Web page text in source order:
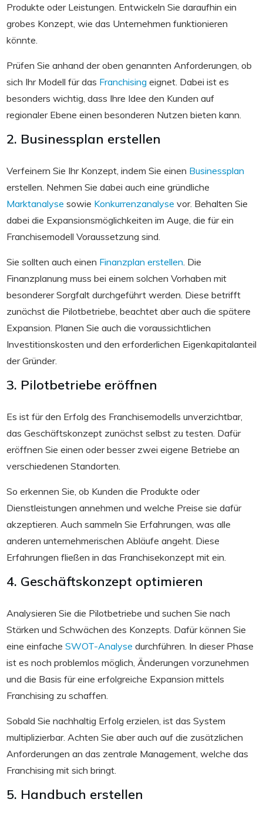
Produkte oder Leistungen. Entwickeln Sie daraufhin ein
grobes Konzept, wie das Unternehmen funktionieren
könnte.
Prüfen Sie anhand der oben genannten Anforderungen, ob
sich Ihr Modell für das Franchising eignet. Dabei ist es
besonders wichtig, dass Ihre Idee den Kunden auf
regionaler Ebene einen besonderen Nutzen bieten kann.
2. Businessplan erstellen
Verfeinern Sie Ihr Konzept, indem Sie einen Businessplan
erstellen. Nehmen Sie dabei auch eine gründliche
Marktanalyse sowie Konkurrenzanalyse vor. Behalten Sie
dabei die Expansionsmöglichkeiten im Auge, die für ein
Franchisemodell Voraussetzung sind.
Sie sollten auch einen Finanzplan erstellen . Die
Finanzplanung muss bei einem solchen Vorhaben mit
besonderer Sorgfalt durchgeführt werden. Diese betrifft
zunächst die Pilotbetriebe, beachtet aber auch die spätere
Expansion. Planen Sie auch die voraussichtlichen
Investitionskosten und den erforderlichen Eigenkapitalanteil
der Gründer.
3. Pilotbetriebe eröffnen
Es ist für den Erfolg des Franchisemodells unverzichtbar,
das Geschäftskonzept zunächst selbst zu testen. Dafür
eröffnen Sie einen oder besser zwei eigene Betriebe an
verschiedenen Standorten.
So erkennen Sie, ob Kunden die Produkte oder
Dienstleistungen annehmen und welche Preise sie dafür
akzeptieren. Auch sammeln Sie Erfahrungen, was alle
anderen unternehmerischen Abläufe angeht. Diese
Erfahrungen fließen in das Franchisekonzept mit ein.
4. Geschäftskonzept optimieren
Analysieren Sie die Pilotbetriebe und suchen Sie nach
Stärken und Schwächen des Konzepts. Dafür können Sie
eine einfache SWOT-Analyse durchführen. In dieser Phase
ist es noch problemlos möglich, Änderungen vorzunehmen
und die Basis für eine erfolgreiche Expansion mittels
Franchising zu schaffen.
Sobald Sie nachhaltig Erfolg erzielen, ist das System
multiplizierbar. Achten Sie aber auch auf die zusätzlichen
Anforderungen an das zentrale Management, welche das
Franchising mit sich bringt.
5. Handbuch erstellen